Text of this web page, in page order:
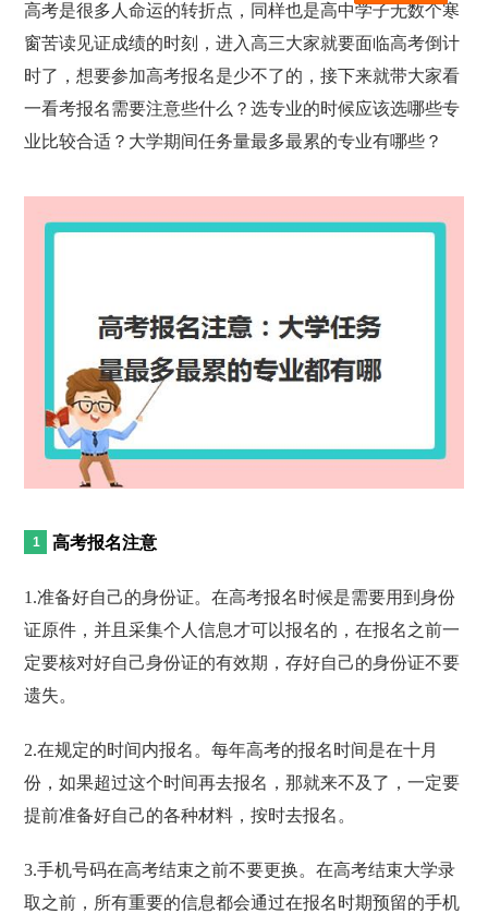
高考是很多人命运的转折点，同样也是高中学子无数个寒
窗苦读见证成绩的时刻，进入高三大家就要面临高考倒计
时了，想要参加高考报名是少不了的，接下来就带大家看
一看考报名需要注意些什么？选专业的时候应该选哪些专
业比较合适？大学期间任务量最多最累的专业有哪些？
高考报名注意
1.准备好自己的身份证。在高考报名时候是需要用到身份
证原件，并且采集个人信息才可以报名的，在报名之前一
定要核对好自己身份证的有效期，存好自己的身份证不要
遗失。
2.在规定的时间内报名。每年高考的报名时间是在十月
份，如果超过这个时间再去报名，那就来不及了，一定要
提前准备好自己的各种材料，按时去报名。
3.手机号码在高考结束之前不要更换。在高考结束大学录
取之前，所有重要的信息都会通过在报名时期预留的手机